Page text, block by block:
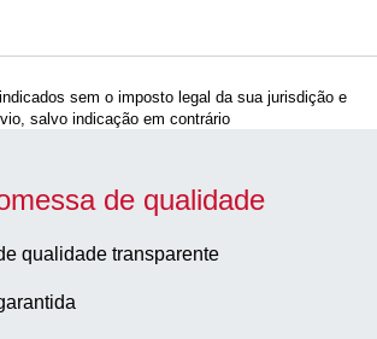
sem o imposto legal da sua jurisdição e
salvo indicação em contrário
de qualidade
qualidade transparente